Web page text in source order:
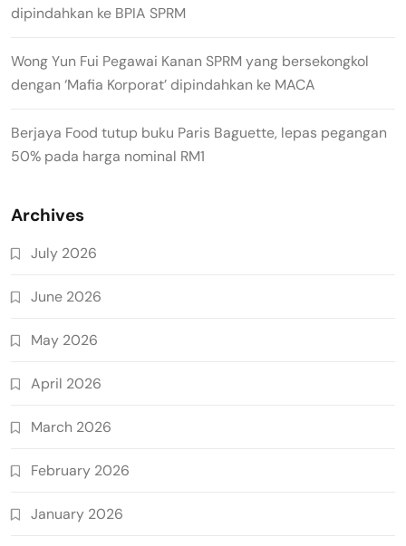
dipindahkan ke BPIA SPRM
Wong Yun Fui Pegawai Kanan SPRM yang bersekongkol
dengan ‘Mafia Korporat’ dipindahkan ke MACA
Berjaya Food tutup buku Paris Baguette, lepas pegangan
50% pada harga nominal RM1
Archives
July 2026
June 2026
May 2026
April 2026
March 2026
February 2026
January 2026